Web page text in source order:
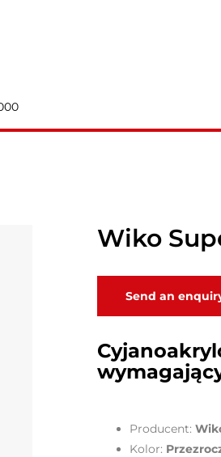
Wiko
Send an
Producent:
Kolor: